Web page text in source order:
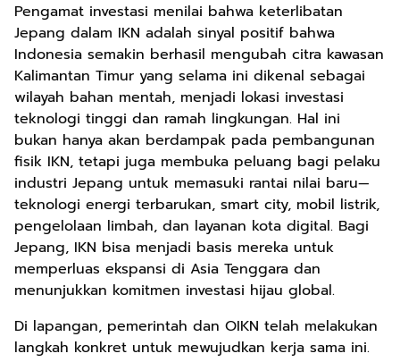
Pengamat investasi menilai bahwa keterlibatan
Jepang dalam IKN adalah sinyal positif bahwa
Indonesia semakin berhasil mengubah citra kawasan
Kalimantan Timur yang selama ini dikenal sebagai
wilayah bahan mentah, menjadi lokasi investasi
teknologi tinggi dan ramah lingkungan. Hal ini
bukan hanya akan berdampak pada pembangunan
fisik IKN, tetapi juga membuka peluang bagi pelaku
industri Jepang untuk memasuki rantai nilai baru—
teknologi energi terbarukan, smart city, mobil listrik,
pengelolaan limbah, dan layanan kota digital. Bagi
Jepang, IKN bisa menjadi basis mereka untuk
memperluas ekspansi di Asia Tenggara dan
menunjukkan komitmen investasi hijau global.
Di lapangan, pemerintah dan OIKN telah melakukan
langkah konkret untuk mewujudkan kerja sama ini.